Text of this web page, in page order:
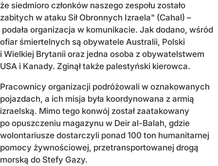
że siedmioro członków naszego zespołu zostało
zabitych w ataku Sił Obronnych Izraela" (Cahal) –
podała organizacja w komunikacie. Jak dodano, wśród
ofiar śmiertelnych są obywatele Australii, Polski
i Wielkiej Brytanii oraz jedna osoba z obywatelstwem
USA i Kanady. Zginął także palestyński kierowca.
Pracownicy organizacji podróżowali w oznakowanych
pojazdach, a ich misja była koordynowana z armią
izraelską. Mimo tego konwój został zaatakowany
po opuszczeniu magazynu w Deir al-Balah, gdzie
wolontariusze dostarczyli ponad 100 ton humanitarnej
pomocy żywnościowej, przetransportowanej drogą
morską do Stefy Gazy.